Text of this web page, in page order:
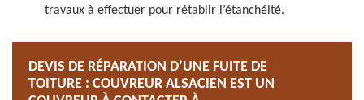
travaux à effectuer pour rétablir l’étanchéité.
DEVIS DE RÉPARATION D’UNE FUITE DE
TOITURE : COUVREUR ALSACIEN EST UN